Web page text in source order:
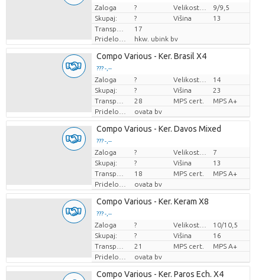
Cena za kos
Zaloga ?
9/9,5
Skupaj:
? Višina
13
17
hkw. ubink bv
Compo Various - Ker. Brasil X4
??? -,--
Cena za kos
Zaloga ?
14
Skupaj:
? Višina
23
28 MPS cert.
MPS A+
ovata bv
Compo Various - Ker. Davos Mixed
??? -,--
Cena za kos
Zaloga ?
7
Skupaj:
? Višina
13
18 MPS cert.
MPS A+
ovata bv
Compo Various - Ker. Keram X8
??? -,--
Cena za kos
Zaloga ?
10/10,5
Skupaj:
? Višina
16
21 MPS cert.
MPS A+
ovata bv
Compo Various - Ker. Paros Ech. X4